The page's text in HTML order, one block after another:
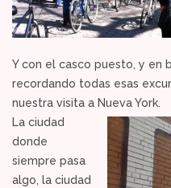
Y con el casco puesto, y en
recordando todas esas
nuestra visita a Nueva York.
La ciudad
donde
siempre pasa
algo, la ciudad